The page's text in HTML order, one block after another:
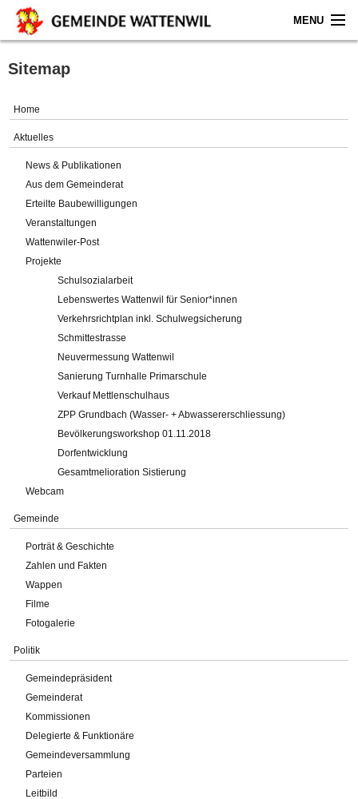
MENU
Home
Gemeinde
Verwaltung
Online-Service
Impressum
Sitemap
Home
Aktuelles
News & Publikationen
Aus dem Gemeinderat
Erteilte Baubewilligungen
Veranstaltungen
Wattenwiler-Post
Projekte
Schulsozialarbeit
Lebenswertes Wattenwil für Senior*innen
Verkehrsrichtplan inkl. Schulwegsicherung
Schmittestrasse
Neuvermessung Wattenwil
Sanierung Turnhalle Primarschule
Verkauf Mettlenschulhaus
ZPP Grundbach (Wasser- + Abwassererschliessung)
Bevölkerungsworkshop 01.11.2018
Dorfentwicklung
Gesamtmelioration Sistierung
Webcam
Gemeinde
Porträt & Geschichte
Zahlen und Fakten
Wappen
Filme
Fotogalerie
Politik
Gemeindepräsident
Gemeinderat
Kommissionen
Delegierte & Funktionäre
Gemeindeversammlung
Parteien
Leitbild